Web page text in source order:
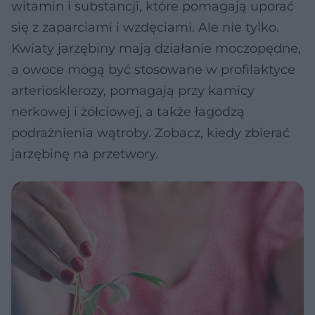
witamin i substancji, które pomagają uporać
się z zaparciami i wzdęciami. Ale nie tylko.
Kwiaty jarzębiny mają działanie moczopędne,
a owoce mogą być stosowane w profilaktyce
arteriosklerozy, pomagają przy kamicy
nerkowej i żółciowej, a także łagodzą
podrażnienia wątroby. Zobacz, kiedy zbierać
jarzębinę na przetwory.